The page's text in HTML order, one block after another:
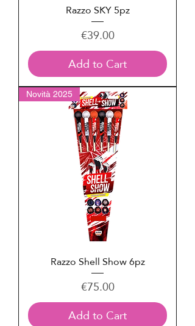
Razzo SKY 5pz
Price
€39.00
Add to Cart
Novità 2025
Razzo Shell Show 6pz
Price
€75.00
Add to Cart